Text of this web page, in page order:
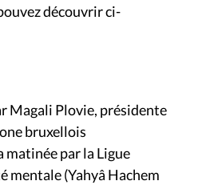
découvrir ci-
Magali Plovie, présidente
bruxellois
par la Ligue
mentale (Yahyâ Hachem